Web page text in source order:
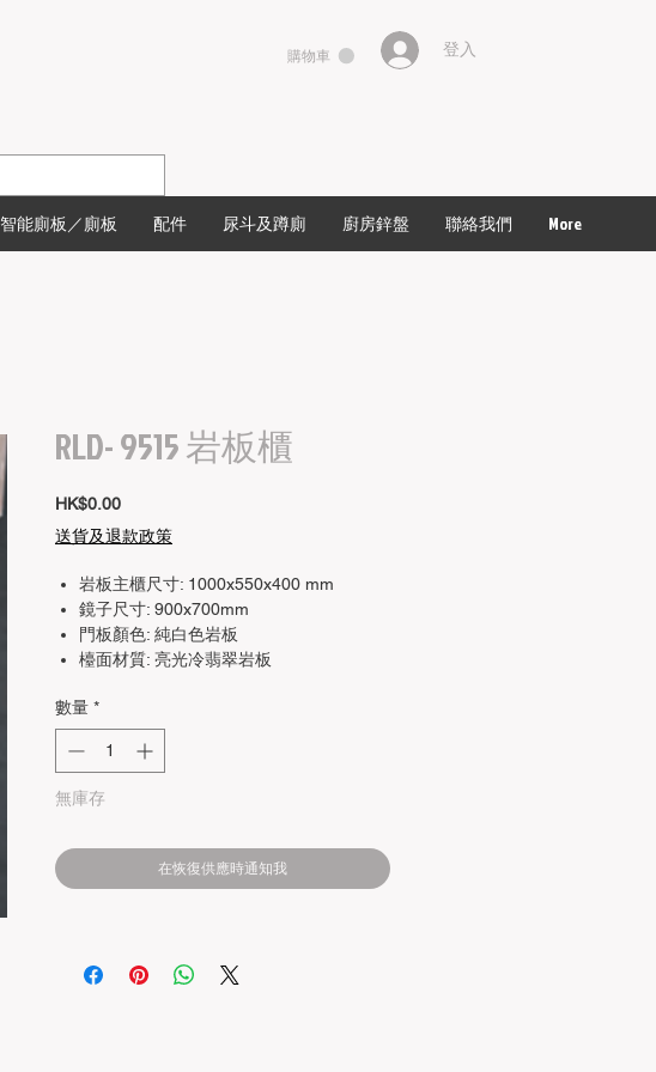
購物車 登入
智能廁板／廁板 配件 尿斗及蹲廁 廚房鋅盤 聯絡我們 More
RLD- 9515 岩板櫃
HK$0.00價
格
送貨及退款政策
岩板主櫃尺寸: 1000x550x400 mm
鏡子尺寸: 900x700mm
門板顏色: 純白色岩板
檯面材質: 亮光冷翡翠岩板
數量 *
無庫存
在恢復供應時通知我